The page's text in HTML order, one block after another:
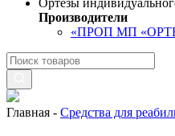
Ортезы
Производители
«ПРОП МП
Главная - Средства для